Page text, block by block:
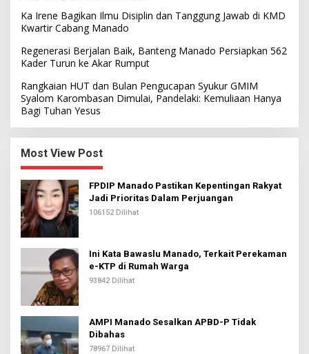
Ka Irene Bagikan Ilmu Disiplin dan Tanggung Jawab di KMD
Kwartir Cabang Manado
Regenerasi Berjalan Baik, Banteng Manado Persiapkan 562
Kader Turun ke Akar Rumput
Rangkaian HUT dan Bulan Pengucapan Syukur GMIM
Syalom Karombasan Dimulai, Pandelaki: Kemuliaan Hanya
Bagi Tuhan Yesus
Most View Post
FPDIP Manado Pastikan Kepentingan Rakyat
Jadi Prioritas Dalam Perjuangan
106152 Dilihat
Ini Kata Bawaslu Manado, Terkait Perekaman
e-KTP di Rumah Warga
93842 Dilihat
AMPI Manado Sesalkan APBD-P Tidak
Dibahas
78967 Dilihat